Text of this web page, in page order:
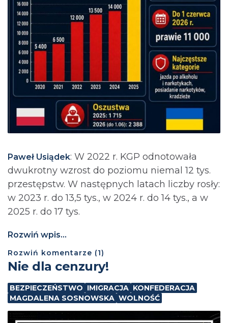
Paweł Usiądek: ⁨W 2022 r. KGP odnotowała
dwukrotny wzrost do poziomu niemal 12 tys.
przestępstw. W następnych latach liczby rosły:
w 2023 r. do 13,5 tys., w 2024 r. do 14 tys., a w
2025 r. do 17 tys.
Rozwiń wpis...
Rozwiń komentarze (1)
Nie dla cenzury!
BEZPIECZEŃSTWO IMIGRACJA KONFEDERACJA
MAGDALENA SOSNOWSKA WOLNOŚĆ